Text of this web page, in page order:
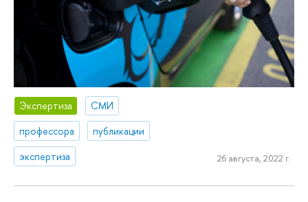
Экспертиза
СМИ
профессора
публикации
экспертиза
26 августа, 2022 г.